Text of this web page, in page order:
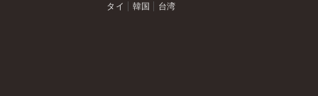
タイ
韓国 台湾